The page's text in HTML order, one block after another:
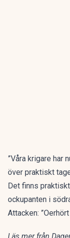
”Våra krigare har
över praktiskt
Det finns
ockupanten i
Attacken: